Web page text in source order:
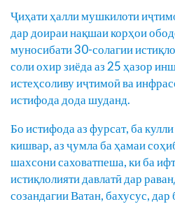
Ҷиҳати ҳалли мушкилоти
дар доираи нақшаи корҳои
муносибати 30-солагии
соли охир зиёда аз 25 ҳазор
истеҳсоливу иҷтимоӣ ва
истифода дода шуданд.
Бо истифода аз фурсат, ба
кишвар, аз ҷумла ба ҳамаи
шахсони саховатпеша, ки ба
истиқлолияти давлатӣ дар
созандагии Ватан, бахусус,